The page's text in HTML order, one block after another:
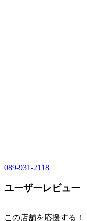
089-931-2118
ユーザーレビュー
この店舗を応援する！